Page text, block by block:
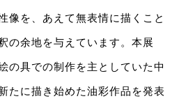
像を、あえて無表情に描くこと
の余地を与えています。本展
の具での制作を主としていた中
たに描き始めた油彩作品を発表